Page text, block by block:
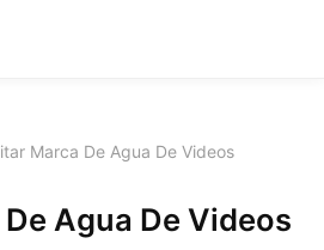
Marca De Agua De Videos
Agua De Videos